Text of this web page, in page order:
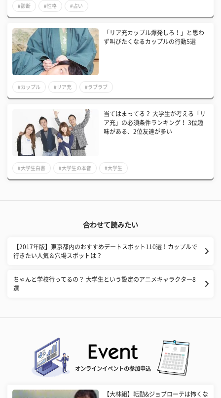
#診断 #性格 #占い
「リア充カップル爆発しろ！」と思わ
ず叫びたくなるカップルの行動5選
#カップル #リア充 #ラブラブ
当てはまってる？ 大学生が考える「リ
ア充」の必須条件ランキング！ 3位趣
味がある、2位友達が多い
#大学生白書 #大学生の本音 #大学生
合わせて読みたい
【2017年版】東京都内のおすすめデートスポット110選！カップルで
行きたい人気＆穴場スポットは？
ちゃんと学校行ってるの？ 大学生という設定のアニメキャラクター8
選
オンラインイベントの参加申込
【大林組】転勤&ジョブローテは怖くな